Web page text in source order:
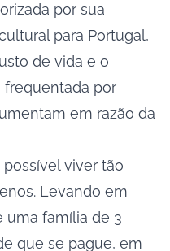
por sua
para Portugal,
de vida e o
frequentada por
em razão da
viver tão
Levando em
uma família de 3
que se pague, em